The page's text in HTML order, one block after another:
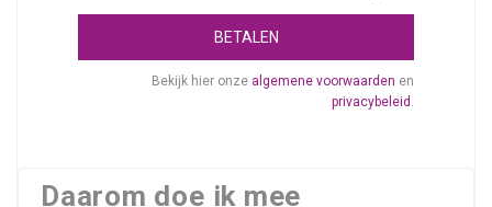
BETALEN
Bekijk hier onze algemene voorwaarden en
privacybeleid .
Daarom doe ik mee